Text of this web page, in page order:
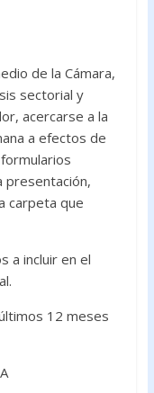
de la Cámara,
sectorial y
acercarse a la
a efectos de
presentación,
carpeta que
a incluir en el
12 meses